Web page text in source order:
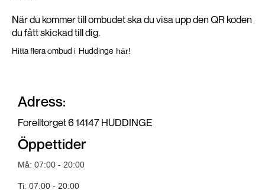
När du kommer till ombudet ska du visa upp den QR koden
du fått skickad till dig.
Hitta flera ombud i Huddinge här!
Adress:
Forelltorget 6 14147 HUDDINGE
Öppettider
Må: 07:00 - 20:00
Ti: 07:00 - 20:00